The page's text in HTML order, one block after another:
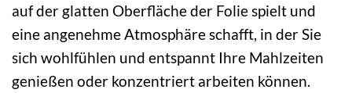
auf der glatten Oberfläche der Folie spielt und
eine angenehme Atmosphäre schafft, in der Sie
sich wohlfühlen und entspannt Ihre Mahlzeiten
genießen oder konzentriert arbeiten können.